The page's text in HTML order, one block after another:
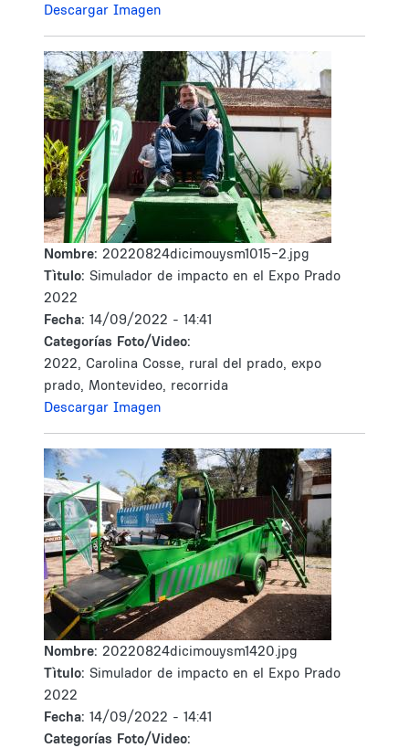
Descargar Imagen
Nombre: 20220824dicimouysm1015-2.jpg
Tìtulo: Simulador de impacto en el Expo Prado
2022
Fecha: 14/09/2022 - 14:41
Categorías Foto/Video:
2022, Carolina Cosse, rural del prado, expo
prado, Montevideo, recorrida
Descargar Imagen
Nombre: 20220824dicimouysm1420.jpg
Tìtulo: Simulador de impacto en el Expo Prado
2022
Fecha: 14/09/2022 - 14:41
Categorías Foto/Video: